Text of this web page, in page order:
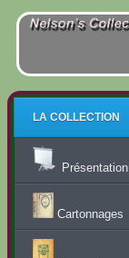
LA COLLECTION
Présentation
Cartonnages